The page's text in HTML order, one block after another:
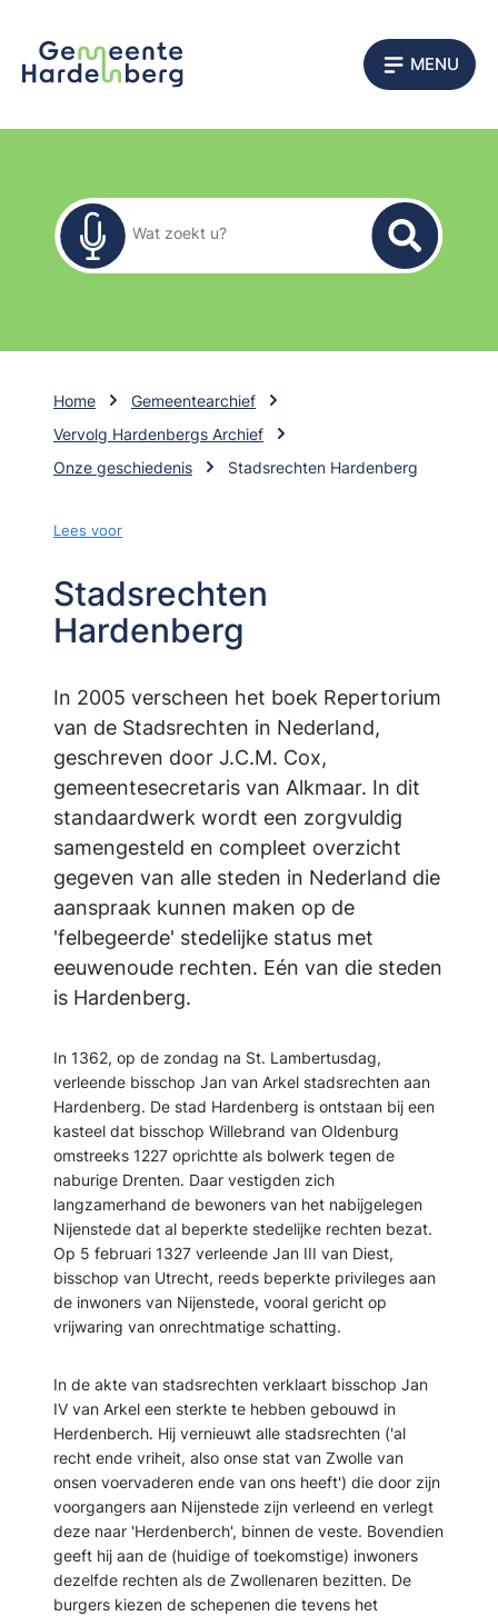
MENU
Zoekformulier
Wat zoekt u?
Home
Gemeentearchief
Vervolg Hardenbergs Archief
Onze geschiedenis
Stadsrechten Hardenberg
Lees voor
Stadsrechten
Hardenberg
In 2005 verscheen het boek Repertorium
van de Stadsrechten in Nederland,
geschreven door J.C.M. Cox,
gemeentesecretaris van Alkmaar. In dit
standaardwerk wordt een zorgvuldig
samengesteld en compleet overzicht
gegeven van alle steden in Nederland die
aanspraak kunnen maken op de
'felbegeerde' stedelijke status met
eeuwenoude rechten. Eén van die steden
is Hardenberg.
In 1362, op de zondag na St. Lambertusdag,
verleende bisschop Jan van Arkel stadsrechten aan
Hardenberg. De stad Hardenberg is ontstaan bij een
kasteel dat bisschop Willebrand van Oldenburg
omstreeks 1227 oprichtte als bolwerk tegen de
naburige Drenten. Daar vestigden zich
langzamerhand de bewoners van het nabijgelegen
Nijenstede dat al beperkte stedelijke rechten bezat.
Op 5 februari 1327 verleende Jan III van Diest,
bisschop van Utrecht, reeds beperkte privileges aan
de inwoners van Nijenstede, vooral gericht op
vrijwaring van onrechtmatige schatting.
In de akte van stadsrechten verklaart bisschop Jan
IV van Arkel een sterkte te hebben gebouwd in
Herdenberch. Hij vernieuwt alle stadsrechten ('al
recht ende vriheit, also onse stat van Zwolle van
onsen voervaderen ende van ons heeft') die door zijn
voorgangers aan Nijenstede zijn verleend en verlegt
deze naar 'Herdenberch', binnen de veste. Bovendien
geeft hij aan de (huidige of toekomstige) inwoners
dezelfde rechten als de Zwollenaren bezitten. De
burgers kiezen de schepenen die tevens het